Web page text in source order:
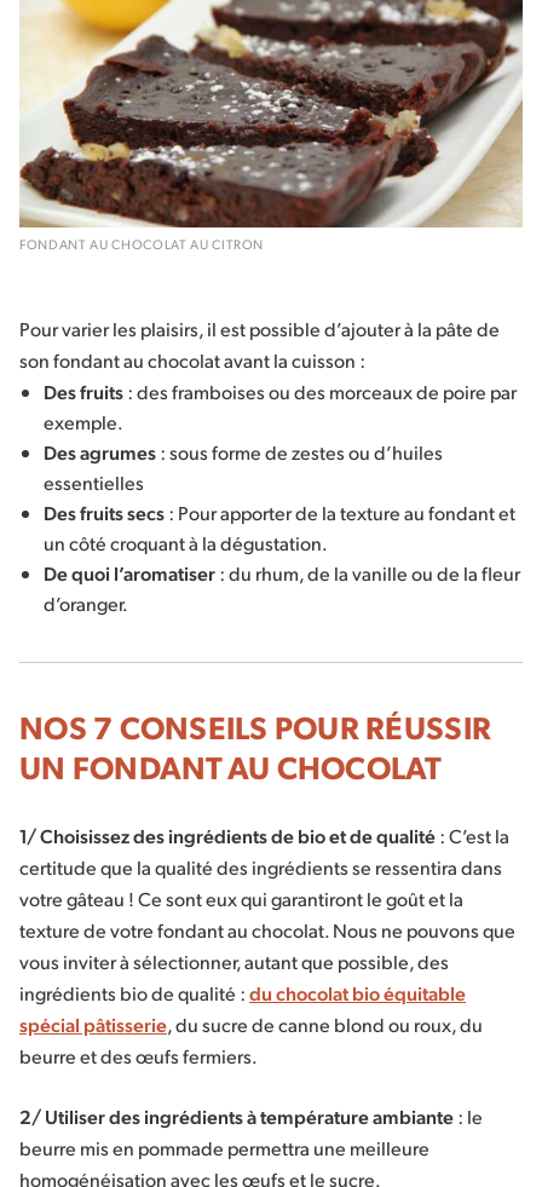
FONDANT AU CHOCOLAT AU CITRON
Pour varier les plaisirs, il est possible d’ajouter à la pâte de
son fondant au chocolat avant la cuisson :
Des fruits: des framboises ou des morceaux de poire par
exemple.
Des agrumes: sous forme de zestes ou d’huiles
essentielles
Des fruits secs: Pour apporter de la texture au fondant et
un côté croquant à la dégustation.
De quoi l’aromatiser: du rhum, de la vanille ou de la fleur
d’oranger.
NOS 7 CONSEILS POUR RÉUSSIR
UN FONDANT AU CHOCOLAT
1/ Choisissez des ingrédients de bio et de qualité: C’est la
certitude que la qualité des ingrédients se ressentira dans
votre gâteau ! Ce sont eux qui garantiront le goût et la
texture de votre fondant au chocolat. Nous ne pouvons que
vous inviter à sélectionner, autant que possible, des
ingrédients bio de qualité :du chocolat bio équitable
spécial pâtisserie, du sucre de canne blond ou roux, du
beurre et des œufs fermiers.
2/ Utiliser des ingrédients à température ambiante: le
beurre mis en pommade permettra une meilleure
homogénéisation avec les œufs et le sucre.